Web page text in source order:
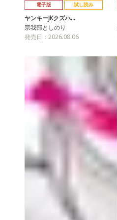
電子版 試し読み
ヤンキーJKクズハ…
宗我部としのり
発売日：2026.08.06